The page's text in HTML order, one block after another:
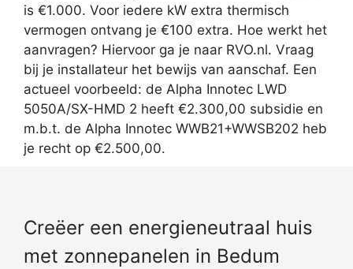
is €1.000. Voor iedere kW extra thermisch
vermogen ontvang je €100 extra. Hoe werkt het
aanvragen? Hiervoor ga je naar RVO.nl. Vraag
bij je installateur het bewijs van aanschaf. Een
actueel voorbeeld: de Alpha Innotec LWD
5050A/SX-HMD 2 heeft €2.300,00 subsidie en
m.b.t. de Alpha Innotec WWB21+WWSB202 heb
je recht op €2.500,00.
Creëer een energieneutraal huis
met zonnepanelen in Bedum